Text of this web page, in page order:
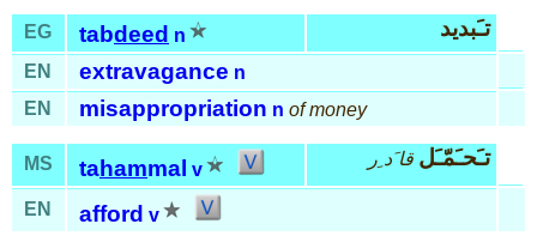
EG tabdeed n تـَبديد
EN extravagance n
EN
misappropriation n of money
MS tahammal v تـَحـَمّـَل قا َد ِر
EN afford v